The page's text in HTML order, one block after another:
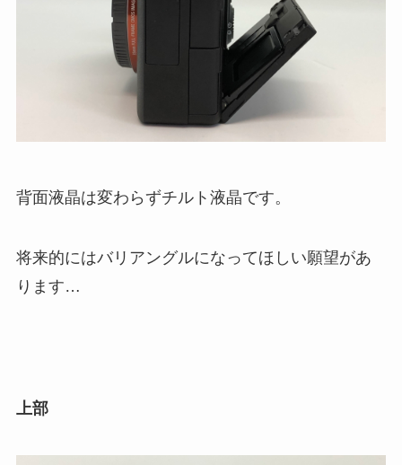
背面液晶は変わらずチルト液晶です。
将来的にはバリアングルになってほしい願望があ
ります…
上部